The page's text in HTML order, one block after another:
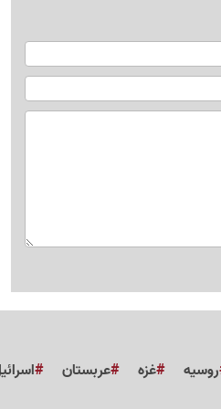
روسیه غزه عربستان